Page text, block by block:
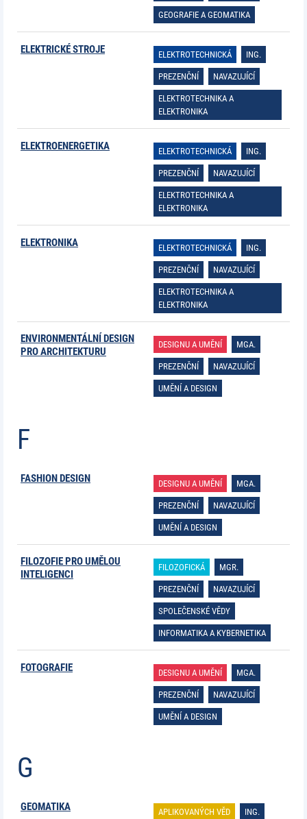
GEOGRAFIE A GEOMATIKA
ELEKTRICKÉ STROJE ELEKTROTECHNICKÁ ING.
PREZENČNÍ NAVAZUJÍCÍ
ELEKTROTECHNIKA A
ELEKTRONIKA
ELEKTROENERGETIKA ELEKTROTECHNICKÁ ING.
PREZENČNÍ NAVAZUJÍCÍ
ELEKTROTECHNIKA A
ELEKTRONIKA
ELEKTRONIKA ELEKTROTECHNICKÁ ING.
PREZENČNÍ NAVAZUJÍCÍ
ELEKTROTECHNIKA A
ELEKTRONIKA
ENVIRONMENTÁLNÍ DESIGN
PRO ARCHITEKTURU
DESIGNU A UMĚNÍ MGA.
PREZENČNÍ NAVAZUJÍCÍ
UMĚNÍ A DESIGN
F
FASHION DESIGN DESIGNU A UMĚNÍ MGA.
PREZENČNÍ NAVAZUJÍCÍ
UMĚNÍ A DESIGN
FILOZOFIE PRO UMĚLOU
INTELIGENCI
FILOZOFICKÁ MGR.
PREZENČNÍ NAVAZUJÍCÍ
SPOLEČENSKÉ VĚDY
INFORMATIKA A KYBERNETIKA
FOTOGRAFIE DESIGNU A UMĚNÍ MGA.
PREZENČNÍ NAVAZUJÍCÍ
UMĚNÍ A DESIGN
G
GEOMATIKA APLIKOVANÝCH VĚD ING.